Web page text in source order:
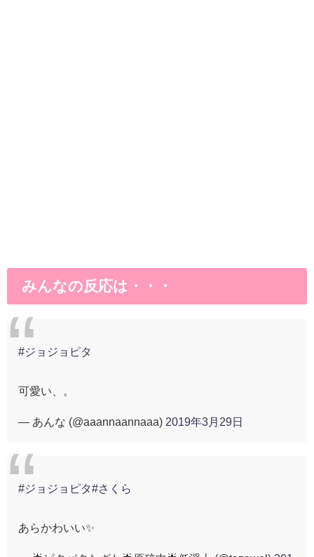
みんなの反応は・・・
#ジョジョピタ
可愛い、。
— あんな (@aaannaannaaa) 2019年3月29日
#ジョジョピタ#さくら
あらかわいい✨